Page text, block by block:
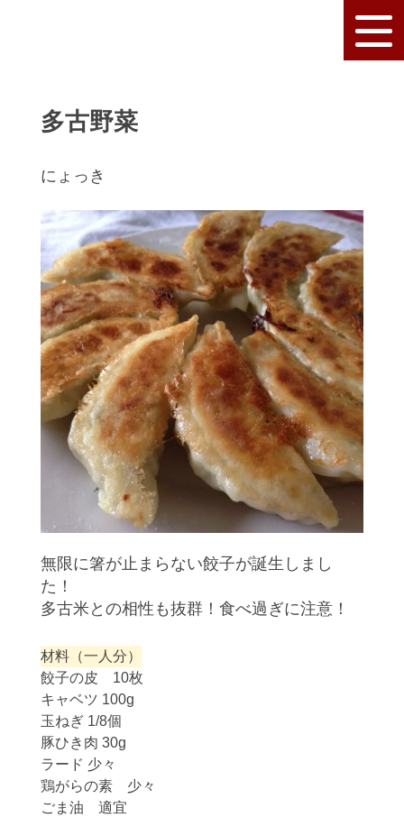
多古野菜
にょっき
無限に箸が止まらない餃子が誕生しまし
た！
多古米との相性も抜群！食べ過ぎに注意！
材料（一人分）
餃子の皮 10枚
キャベツ 100g
玉ねぎ 1/8個
豚ひき肉 30g
ラード 少々
鶏がらの素 少々
ごま油 適宜